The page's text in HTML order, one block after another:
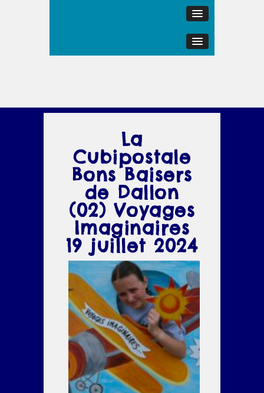
La
Cubipostale
Bons Baisers
de Dallon
(02) Voyages
Imaginaires
19 juillet 2024